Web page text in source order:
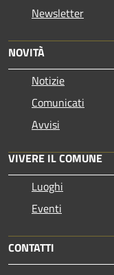
Newsletter
NOVITÀ
Notizie
Comunicati
Avvisi
VIVERE IL COMUNE
Luoghi
Eventi
CONTATTI